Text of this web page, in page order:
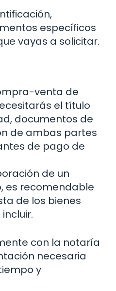
específicos
vayas a solicitar.
venta de
el título
documentos de
de ambas partes
de pago de
de un
es recomendable
de los bienes
con la notaría
necesaria
y